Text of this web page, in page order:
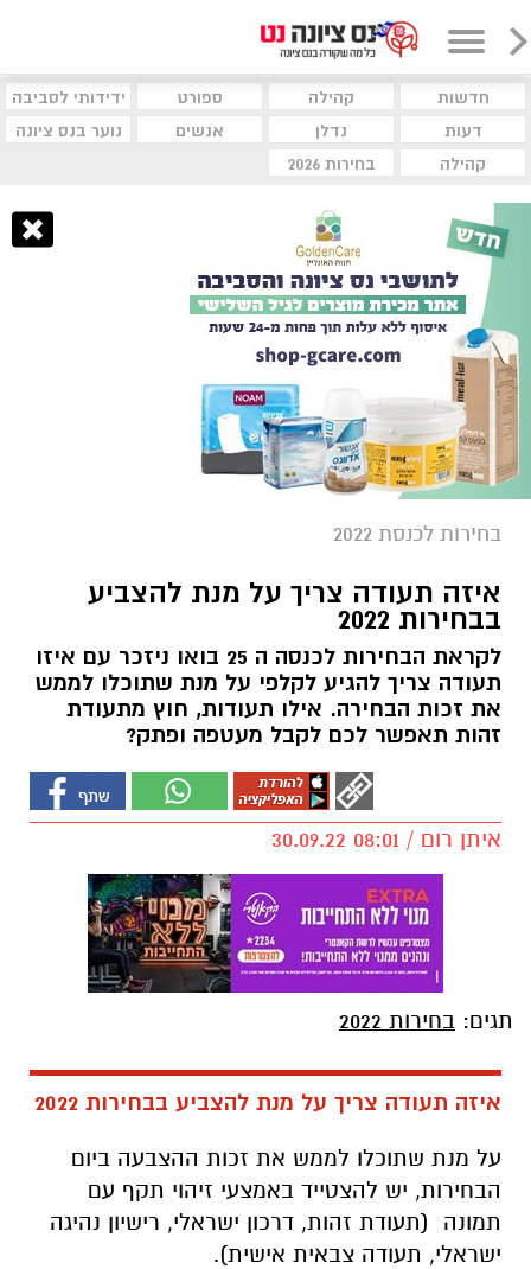
חדשות קהילה ספורט
ידידותי לסביבה
דעות
נדלן אנשים
נוער בנס ציונה
קהילה
בחירות 2026
בחירות לכנסת 2022
איזה תעודה צריך על מנת להצביע
בבחירות 2022
לקראת הבחירות לכנסה ה 25 בואו ניזכר עם איזו
תעודה צריך להגיע לקלפי על מנת שתוכלו לממש
את זכות הבחירה. אילו תעודות, חוץ מתעודת
זהות תאפשר לכם לקבל מעטפה ופתק?
איתן רום / 08:01 30.09.22
תגים: בחירות 2022
איזה תעודה צריך על מנת להצביע בבחירות 2022
על מנת שתוכלו לממש את זכות ההצבעה ביום
הבחירות, יש להצטייד באמצעי זיהוי תקף עם
תמונה (תעודת זהות, דרכון ישראלי, רישיון נהיגה
ישראלי, תעודה צבאית אישית).